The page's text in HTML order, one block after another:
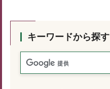
キーワードから探す